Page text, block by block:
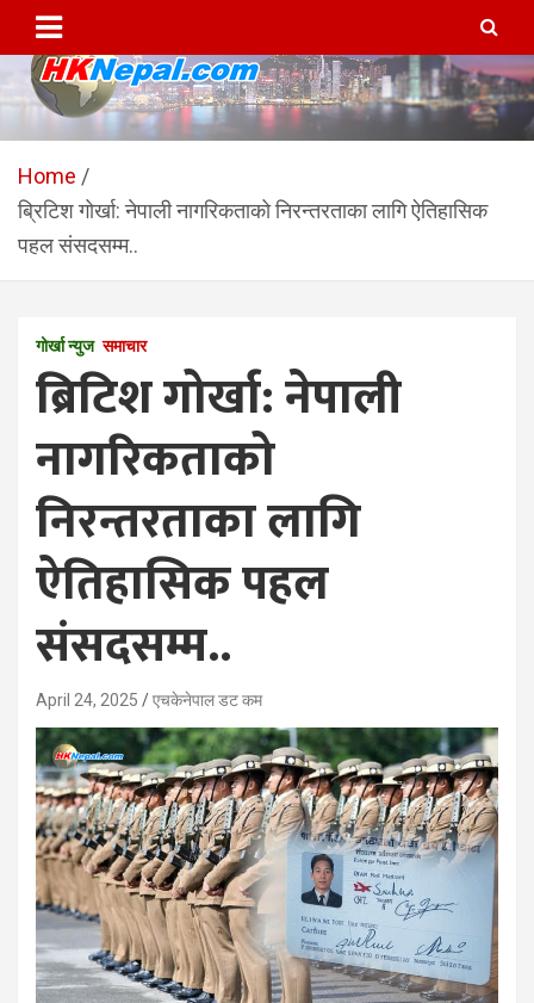
content
HKNepal.com – हङकङबाट
सञ्चालित पहिलो नेपाली अनलाईन
पत्रिका
hknepal, hknepal.com, hk nepal, hk nepal com
Home
ब्रिटिश गोर्खा: नेपाली नागरिकताको निरन्तरताका लागि ऐतिहासिक
पहल संसदसम्म..
गोर्खा न्युज समाचार
ब्रिटिश गोर्खा: नेपाली
नागरिकताको
निरन्तरताका लागि
ऐतिहासिक पहल
संसदसम्म..
April 24, 2025 एचकेनेपाल डट कम